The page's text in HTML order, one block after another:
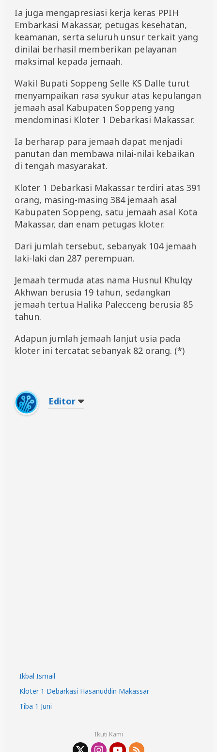
Ia juga mengapresiasi kerja keras PPIH
Embarkasi Makassar, petugas kesehatan,
keamanan, serta seluruh unsur terkait yang
dinilai berhasil memberikan pelayanan
maksimal kepada jemaah.
Wakil Bupati Soppeng Selle KS Dalle turut
menyampaikan rasa syukur atas kepulangan
jemaah asal Kabupaten Soppeng yang
mendominasi Kloter 1 Debarkasi Makassar.
Ia berharap para jemaah dapat menjadi
panutan dan membawa nilai-nilai kebaikan
di tengah masyarakat.
Kloter 1 Debarkasi Makassar terdiri atas 391
orang, masing-masing 384 jemaah asal
Kabupaten Soppeng, satu jemaah asal Kota
Makassar, dan enam petugas kloter.
Dari jumlah tersebut, sebanyak 104 jemaah
laki-laki dan 287 perempuan.
Jemaah termuda atas nama Husnul Khulqy
Akhwan berusia 19 tahun, sedangkan
jemaah tertua Halika Palecceng berusia 85
tahun.
Adapun jumlah jemaah lanjut usia pada
kloter ini tercatat sebanyak 82 orang. (*)
Editor
Ikbal Ismail
Kloter 1 Debarkasi Hasanuddin Makassar
Tiba 1 Juni
Ikuti Kami